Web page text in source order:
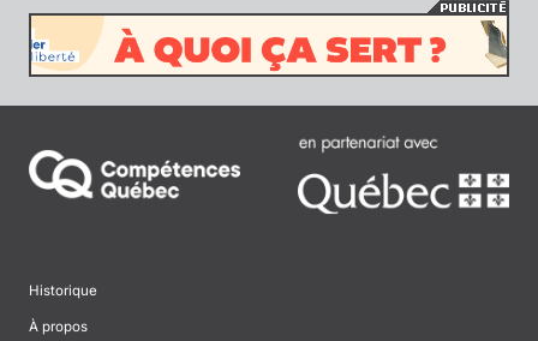
Historique
À propos